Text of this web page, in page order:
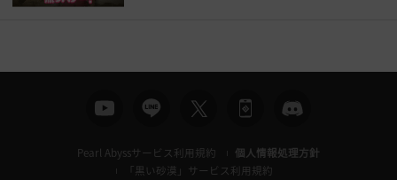
Pearl Abyssサービス利用規約
個人情報処理方針
「黒い砂漠」サービス利用規約